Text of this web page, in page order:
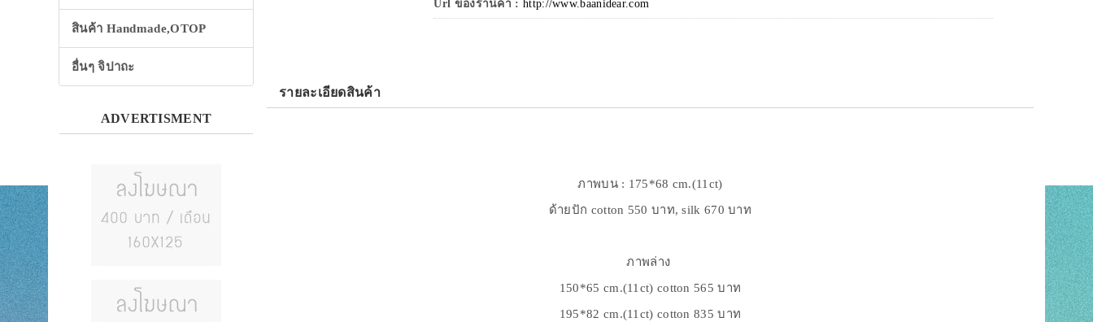
สินค้า Handmade,OTOP
อื่นๆ จิปาถะ
ADVERTISMENT
Url ของร้านค้า : http://www.baanidear.com
รายละเอียดสินค้า
ภาพบน : 175*68 cm.(11ct)
ด้ายปัก cotton 550 บาท, silk 670 บาท
ภาพล่าง
150*65 cm.(11ct) cotton 565 บาท
195*82 cm.(11ct) cotton 835 บาท